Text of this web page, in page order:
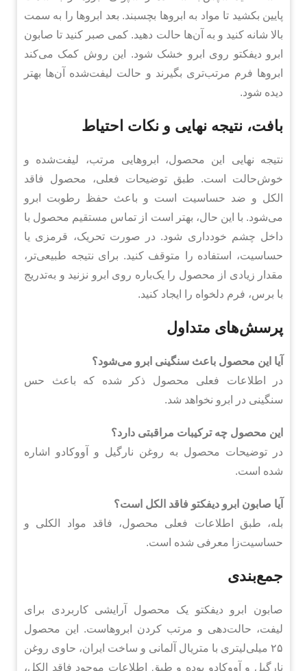
پایین بکشید تا مواد به ابروها بچسبند. بعد ابروها را به سمت
بالا شانه کنید و به آن‌ها حالت دهید. کمی صبر کنید تا صابون
ابرو دیفکتو روی ابرو خشک شود. این روش کمک می‌کند
ابروها فرم مرتب‌تری بگیرند و حالت لیفت‌شده آن‌ها بهتر
دیده شود.
بافت، نتیجه نهایی و نکات احتیاط
نتیجه نهایی این محصول، ابروهایی مرتب، لیفت‌شده و
خوش‌حالت است. طبق توضیحات فعلی، محصول فاقد
الکل و ضد حساسیت است و باعث حفظ رطوبت ابرو
می‌شود. با این حال، بهتر است از تماس مستقیم محصول با
داخل چشم خودداری شود. در صورت تحریک، قرمزی یا
حساسیت، استفاده را متوقف کنید. برای نتیجه طبیعی‌تر،
مقدار زیادی از محصول را یک‌باره روی ابرو نزنید و به‌تدریج
با برس، فرم دلخواه را ایجاد کنید.
پرسش‌های متداول
آیا این محصول باعث سنگینی ابرو می‌شود؟
در اطلاعات فعلی محصول ذکر شده که باعث حس
سنگینی در ابرو نخواهد شد.
این محصول چه ترکیبات مراقبتی دارد؟
در توضیحات محصول به روغن نارگیل و آووکادو اشاره
شده است.
آیا صابون ابرو دیفکتو فاقد الکل است؟
بله، طبق اطلاعات فعلی محصول، فاقد مواد الکلی و
حساسیت‌زا معرفی شده است.
جمع‌بندی
صابون ابرو دیفکتو یک محصول آرایشی کاربردی برای
لیفت، حالت‌دهی و مرتب کردن ابروهاست. این محصول
۲۵ میلی‌لیتری با متریال آلمانی و ساخت ایران، حاوی روغن
نارگیل و آووکادو بوده و طبق اطلاعات موجود فاقد الکل،